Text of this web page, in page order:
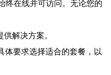
终在线并可访问。无论您的
解决方案。
体要求选择适合的套餐，以